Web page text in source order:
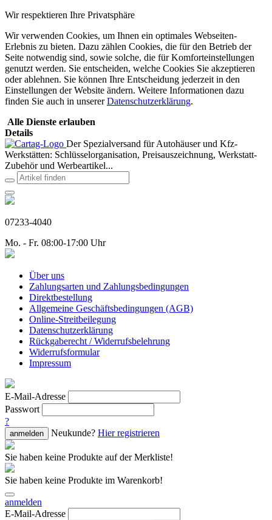
Wir respektieren Ihre Privatsphäre
Wir verwenden Cookies, um Ihnen ein optimales Webseiten-
Erlebnis zu bieten. Dazu zählen Cookies, die für den Betrieb der
Seite notwendig sind, sowie solche, die für Komforteinstellungen
genutzt werden. Sie entscheiden, welche Cookies Sie akzeptieren
oder ablehnen. Sie können Ihre Entscheidung jederzeit in den
Einstellungen der Website ändern. Weitere Informationen dazu
finden Sie auch in unsererDatenschutzerklärung.
Alle Dienste erlauben
Details
Der Spezialversand für Autohäuser und Kfz-
Werkstätten: Schlüsselorganisation, Preisauszeichnung, Werkstatt-
Zubehör und Werbeartikel...
07233-4040
Mo. - Fr. 08:00-17:00 Uhr
Über uns
Zahlungsarten und Zahlungsbedingungen
Direktbestellung
Allgemeine Geschäftsbedingungen (AGB)
Online-Streitbeilegung
Datenschutzerklärung
Rückgaberecht / Widerrufsbelehrung
Widerrufsformular
Impressum
E-Mail-Adresse
Passwort
?
anmelden Neukunde? Hier registrieren
Sie haben keine Produkte auf der Merkliste!
Sie haben keine Produkte im Warenkorb!
anmelden
E-Mail-Adresse